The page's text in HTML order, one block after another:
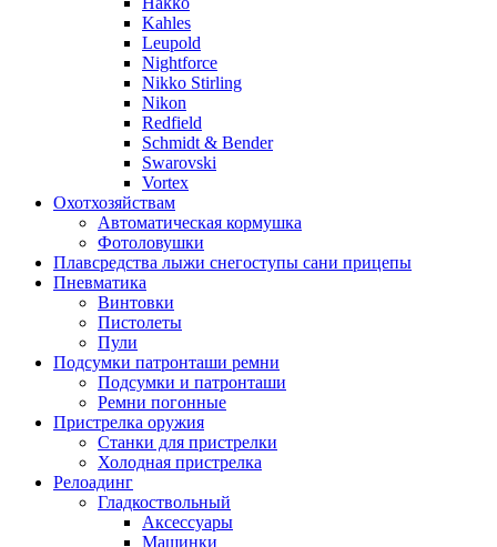
Kahles
Leupold
Nightforce
Nikko Stirling
Nikon
Redfield
Schmidt & Bender
Swarovski
Vortex
Охотхозяйствам
Автоматическая кормушка
Фотоловушки
Плавсредства лыжи снегоступы сани прицепы
Пневматика
Винтовки
Пистолеты
Пули
Подсумки патронташи ремни
Подсумки и патронташи
Ремни погонные
Пристрелка оружия
Станки для пристрелки
Холодная пристрелка
Релоадинг
Гладкоствольный
Аксессуары
Машинки